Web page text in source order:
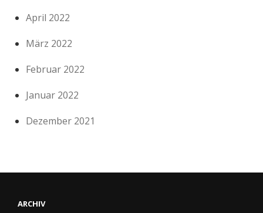
April 2022
März 2022
Februar 2022
Januar 2022
Dezember 2021
ARCHIV